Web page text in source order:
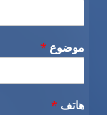
موضوع *
هاتف *